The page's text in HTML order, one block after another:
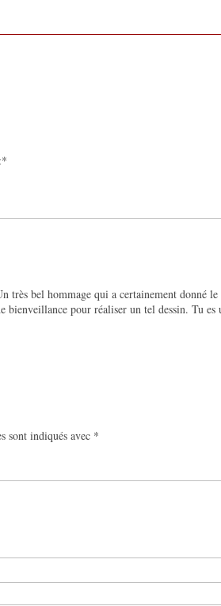
très bel hommage qui a certainement donné
pour réaliser un tel dessin. Tu es
sont indiqués avec *